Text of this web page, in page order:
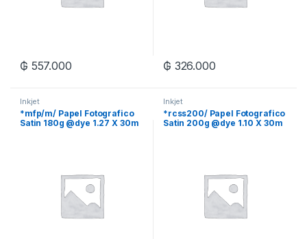
₲ 557.000 ₲ 326.000
Inkjet
*mfp/m/ Papel Fotografico
Satin 180g @dye 1.27 X 30m
Inkjet
*rcss200/ Papel Fotografico
Satin 200g @dye 1.10 X 30m